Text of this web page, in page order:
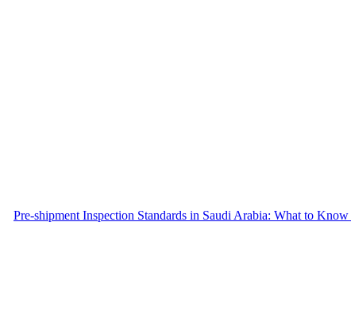
Pre-shipment Inspection Standards in Saudi Arabia: What to Know